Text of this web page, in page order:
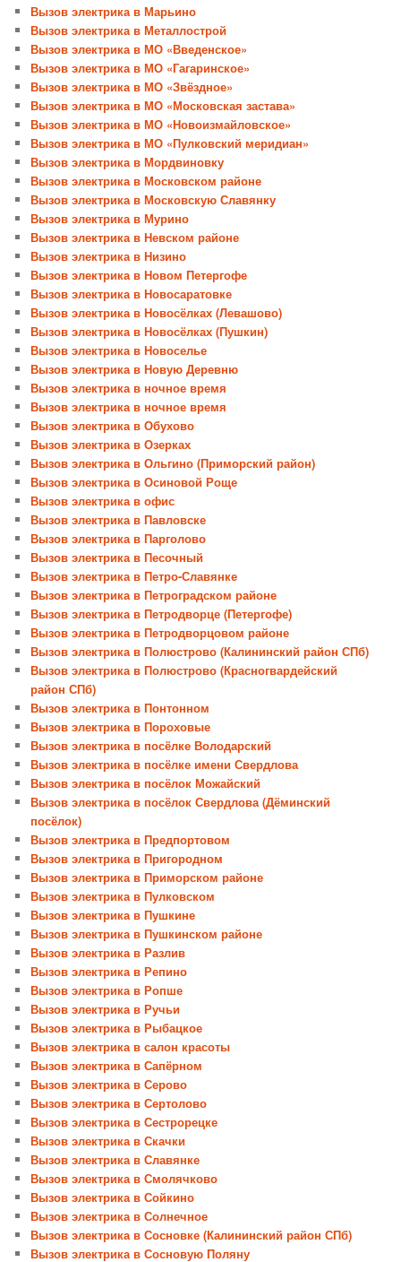
Вызов электрика в Марьино
Вызов электрика в Металлострой
Вызов электрика в МО «Введенское»
Вызов электрика в МО «Гагаринское»
Вызов электрика в МО «Звёздное»
Вызов электрика в МО «Московская застава»
Вызов электрика в МО «Новоизмайловское»
Вызов электрика в МО «Пулковский меридиан»
Вызов электрика в Мордвиновку
Вызов электрика в Московском районе
Вызов электрика в Московскую Славянку
Вызов электрика в Мурино
Вызов электрика в Невском районе
Вызов электрика в Низино
Вызов электрика в Новом Петергофе
Вызов электрика в Новосаратовке
Вызов электрика в Новосёлках (Левашово)
Вызов электрика в Новосёлках (Пушкин)
Вызов электрика в Новоселье
Вызов электрика в Новую Деревню
Вызов электрика в ночное время
Вызов электрика в ночное время
Вызов электрика в Обухово
Вызов электрика в Озерках
Вызов электрика в Ольгино (Приморский район)
Вызов электрика в Осиновой Роще
Вызов электрика в офис
Вызов электрика в Павловске
Вызов электрика в Парголово
Вызов электрика в Песочный
Вызов электрика в Петро-Славянке
Вызов электрика в Петроградском районе
Вызов электрика в Петродворце (Петергофе)
Вызов электрика в Петродворцовом районе
Вызов электрика в Полюстрово (Калининский район СПб)
Вызов электрика в Полюстрово (Красногвардейский
район СПб)
Вызов электрика в Понтонном
Вызов электрика в Пороховые
Вызов электрика в посёлке Володарский
Вызов электрика в посёлке имени Свердлова
Вызов электрика в посёлок Можайский
Вызов электрика в посёлок Свердлова (Дёминский
посёлок)
Вызов электрика в Предпортовом
Вызов электрика в Пригородном
Вызов электрика в Приморском районе
Вызов электрика в Пулковском
Вызов электрика в Пушкине
Вызов электрика в Пушкинском районе
Вызов электрика в Разлив
Вызов электрика в Репино
Вызов электрика в Ропше
Вызов электрика в Ручьи
Вызов электрика в Рыбацкое
Вызов электрика в салон красоты
Вызов электрика в Сапёрном
Вызов электрика в Серово
Вызов электрика в Сертолово
Вызов электрика в Сестрорецке
Вызов электрика в Скачки
Вызов электрика в Славянке
Вызов электрика в Смолячково
Вызов электрика в Сойкино
Вызов электрика в Солнечное
Вызов электрика в Сосновке (Калининский район СПб)
Вызов электрика в Сосновую Поляну